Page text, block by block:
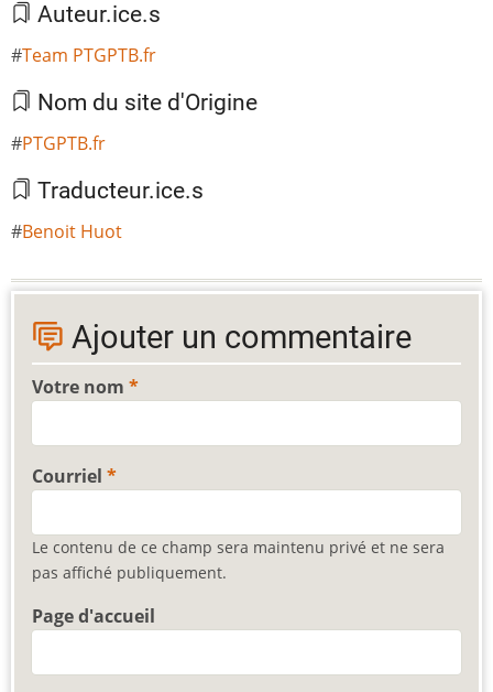
Auteur.ice.s
Team PTGPTB.fr
Nom du site d'Origine
PTGPTB.fr
Traducteur.ice.s
Benoit Huot
Ajouter un commentaire
Votre nom
Courriel
Le contenu de ce champ sera maintenu privé et ne sera
pas affiché publiquement.
Page d'accueil